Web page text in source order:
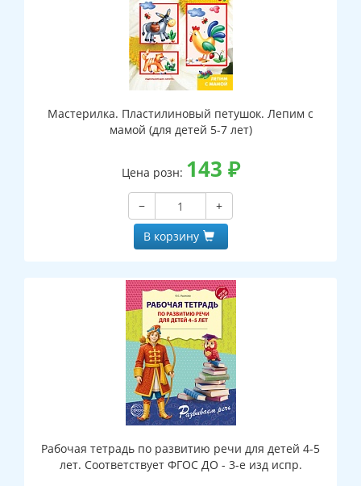
Мастерилка. Пластилиновый петушок. Лепим с
мамой (для детей 5-7 лет)
Цена розн: 143 ₽
−
+
В корзину
Рабочая тетрадь по развитию речи для детей 4-5
лет. Соответствует ФГОС ДО - 3-е изд испр.